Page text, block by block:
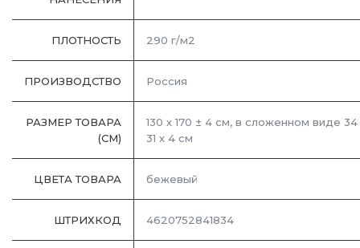
ПЛОТНОСТЬ 290 г/м2
ПРОИЗВОДСТВО Россия
РАЗМЕР ТОВАРА
(СМ)
130 х 170 ± 4 см, в сложенном виде 34
31 х 4 см
ЦВЕТА ТОВАРА бежевый
ШТРИХКОД 4620752841834